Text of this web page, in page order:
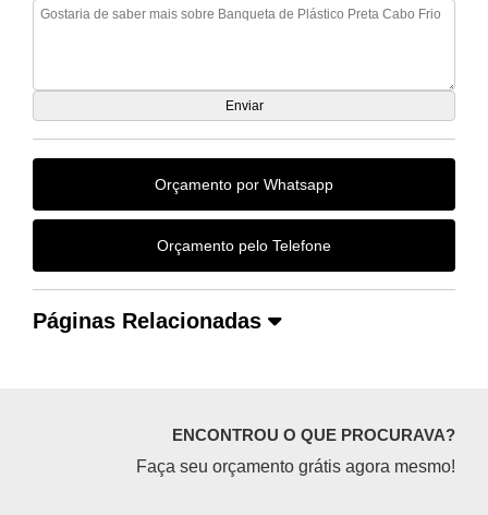
Orçamento por Whatsapp
Orçamento pelo Telefone
Páginas Relacionadas
ENCONTROU O QUE PROCURAVA?
Faça seu orçamento grátis agora mesmo!